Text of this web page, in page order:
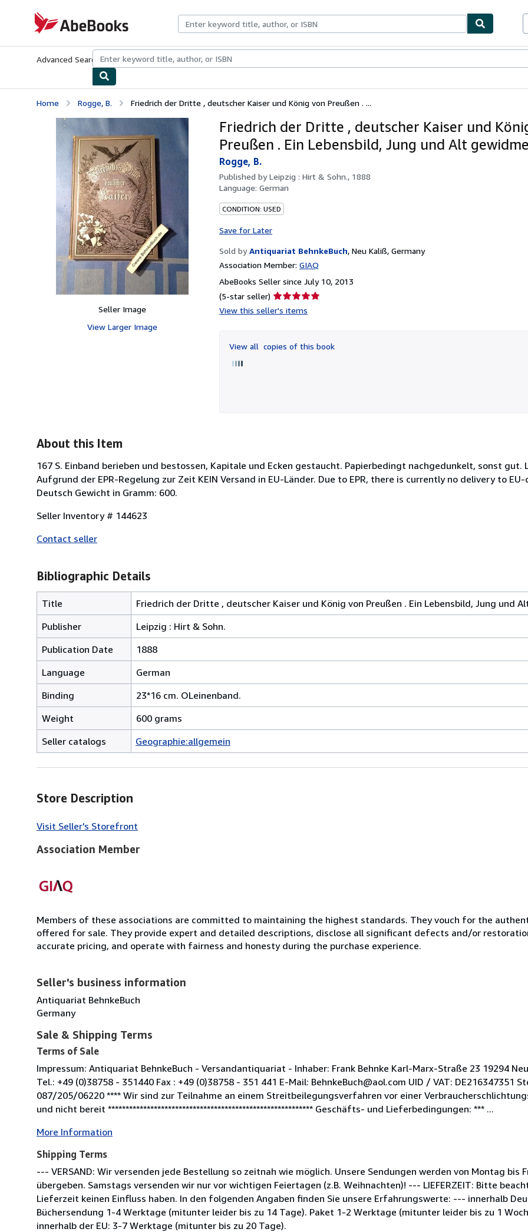
AbeBooks.com
Advanced Search Browse CollectionsRare BooksArt & Collectibles
Home Rogge, B. Friedrich der Dritte , deutscher Kaiser und König von Preußen . ...
Seller Image
View Larger Image
Friedrich der Dritte , deutscher Kaiser und
Preußen . Ein Lebensbild, Jung und Alt
Rogge, B.
Published byLeipzig : Hirt & Sohn., 1888
Language: German
CONDITION: USED
Save for Later
Sold by Antiquariat BehnkeBuch, Neu Kaliß, Germany
Association Member: GIAQ
AbeBooks Seller since July 10, 2013
(5-star seller) Seller
rating
of
5
View this seller's items
View all copies of this book
About this Item
167 S. Einband berieben und bestossen, Kapitale und Ecken gestaucht. Papierbedingt nachgedunkelt, sonst gut.
Aufgrund der EPR-Regelung zur Zeit KEIN Versand in EU-Länder. Due to EPR, there is currently no delivery to
Deutsch Gewicht in Gramm: 600.
Seller Inventory # 144623
Contact seller
Bibliographic Details
Title
Friedrich der Dritte , deutscher Kaiser und König von Preußen . Ein Lebensbild, Jung und
Publisher
Leipzig : Hirt & Sohn.
Publication Date
1888
Language
German
Binding
23*16 cm. OLeinenband.
Weight
600 grams
Seller catalogs
Geographie:allgemein
Store Description
Visit Seller's Storefront
Association Member
Members of these associations are committed to maintaining the highest standards. They vouch for the
offered for sale. They provide expert and detailed descriptions, disclose all significant defects and/or
accurate pricing, and operate with fairness and honesty during the purchase experience.
Seller's business information
Antiquariat BehnkeBuch
Germany
Sale & Shipping Terms
Terms of Sale
Impressum: Antiquariat BehnkeBuch - Versandantiquariat - Inhaber: Frank Behnke Karl-Marx-Straße 23 19294
Tel.: +49 (0)38758 - 351440 Fax : +49 (0)38758 - 351 441 E-Mail: BehnkeBuch@aol.com UID / VAT: DE216347351
087/205/06220 **** Wir sind zur Teilnahme an einem Streitbeilegungsverfahren vor einer
und nicht bereit ********************************************************** Geschäfts- und Lieferbedingungen: *** ...
More Information
Shipping Terms
--- VERSAND: Wir versenden jede Bestellung so zeitnah wie möglich. Unsere Sendungen werden von Montag bis
übergeben. Samstags versenden wir nur vor wichtigen Feiertagen (z.B. Weihnachten)! --- LIEFERZEIT: Bitte
Lieferzeit keinen Einfluss haben. In den folgenden Angaben finden Sie unsere Erfahrungswerte: --- innerhalb
Büchersendung 1-4 Werktage (mitunter leider bis zu 14 Tage). Paket 1-2 Werktage (mitunter leider bis zu 1
innerhalb der EU: 3-7 Werktage (mitunter bis zu 20 Tage).